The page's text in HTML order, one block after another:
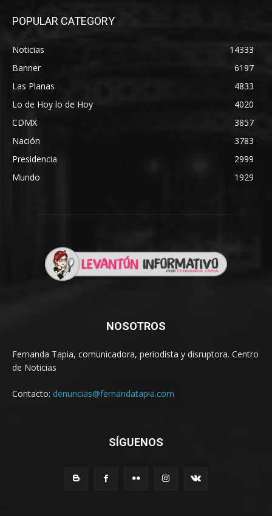
POPULAR CATEGORY
Noticias
14333
Banner
6197
Las Planas
4833
Lo de Hoy lo de Hoy
4020
CDMX
3857
Nación
3783
Presidencia
2999
Mundo
1929
NOSOTROS
Fernanda Tapia, comunicadora, periodista y disruptora. Centro
de Noticias
Contacto: denuncias@fernandatapia.com
SÍGUENOS